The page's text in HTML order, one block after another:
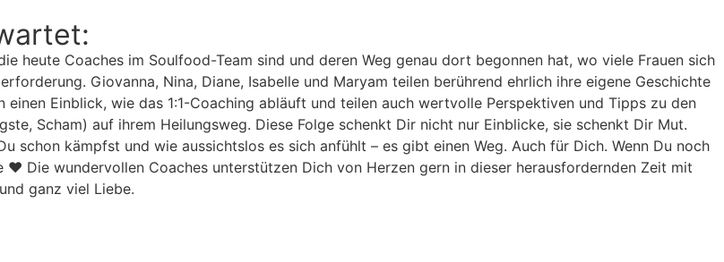
heute Coaches im Soulfood-Team sind und deren Weg genau dort begonnen hat, wo viele Frauen sich
Giovanna, Nina, Diane, Isabelle und Maryam teilen berührend ehrlich ihre eigene Geschichte
Einblick, wie das 1:1-Coaching abläuft und teilen auch wertvolle Perspektiven und Tipps zu den
Scham) auf ihrem Heilungsweg. Diese Folge schenkt Dir nicht nur Einblicke, sie schenkt Dir Mut.
schon kämpfst und wie aussichtslos es sich anfühlt – es gibt einen Weg. Auch für Dich. Wenn Du noch
Die wundervollen Coaches unterstützen Dich von Herzen gern in dieser herausfordernden Zeit mit
ganz viel Liebe.